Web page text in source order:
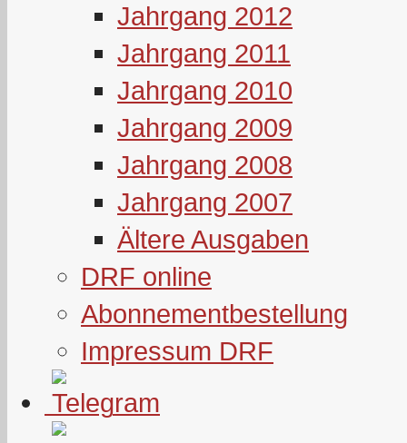
Jahrgang 2012
Jahrgang 2011
Jahrgang 2010
Jahrgang 2009
Jahrgang 2008
Jahrgang 2007
Ältere Ausgaben
DRF online
Abonnementbestellung
Impressum DRF